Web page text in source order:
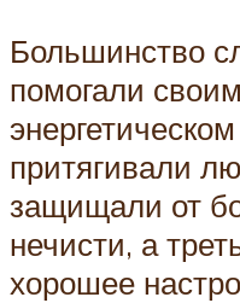
Большинство
помогали
притягивали
защищали от
нечисти, а
хорошее